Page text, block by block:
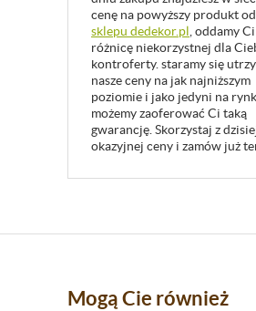
cenę na powyższy produkt
sklepu dedekor.pl, oddamy Ci
różnicę niekorzystnej dla
kontroferty. staramy się
nasze ceny na jak najniższym
poziomie i jako jedyni na
możemy zaoferować Ci taką
gwarancję. Skorzystaj z
okazyjnej ceny i zamów już
Mogą Cie również